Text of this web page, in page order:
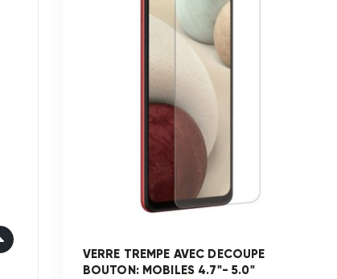
VERRE TREMPE AVEC DECOUPE
BOUTON: MOBILES 4.7"- 5.0"